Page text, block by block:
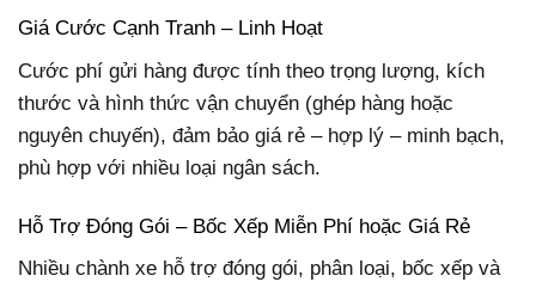
Giá Cước Cạnh Tranh – Linh Hoạt
Cước phí gửi hàng được tính theo trọng lượng, kích
thước và hình thức vận chuyển (ghép hàng hoặc
nguyên chuyến), đảm bảo giá rẻ – hợp lý – minh bạch,
phù hợp với nhiều loại ngân sách.
Hỗ Trợ Đóng Gói – Bốc Xếp Miễn Phí hoặc Giá Rẻ
Nhiều chành xe hỗ trợ đóng gói, phân loại, bốc xếp và